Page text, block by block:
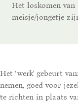
Het loskomen
meisje/jongetje
Het ‘werk’ gebeurt
nemen, goed voor
te richten in plaats